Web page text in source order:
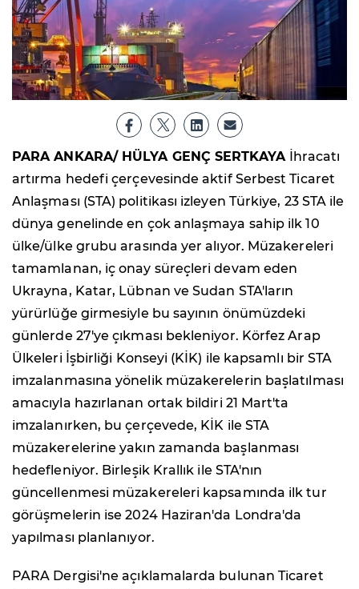
PARA ANKARA/ HÜLYA GENÇ SERTKAYA İhracatı
artırma hedefi çerçevesinde aktif Serbest Ticaret
Anlaşması (STA) politikası izleyen Türkiye, 23 STA ile
dünya genelinde en çok anlaşmaya sahip ilk 10
ülke/ülke grubu arasında yer alıyor. Müzakereleri
tamamlanan, iç onay süreçleri devam eden
Ukrayna, Katar, Lübnan ve Sudan STA'ların
yürürlüğe girmesiyle bu sayının önümüzdeki
günlerde 27'ye çıkması bekleniyor. Körfez Arap
Ülkeleri İşbirliği Konseyi (KİK) ile kapsamlı bir STA
imzalanmasına yönelik müzakerelerin başlatılması
amacıyla hazırlanan ortak bildiri 21 Mart'ta
imzalanırken, bu çerçevede, KİK ile STA
müzakerelerine yakın zamanda başlanması
hedefleniyor. Birleşik Krallık ile STA'nın
güncellenmesi müzakereleri kapsamında ilk tur
görüşmelerin ise 2024 Haziran'da Londra'da
yapılması planlanıyor.
PARA Dergisi'ne açıklamalarda bulunan Ticaret